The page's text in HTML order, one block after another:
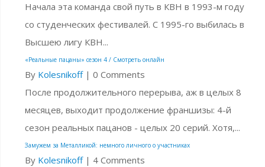
Начала эта команда свой путь в КВН в 1993-м году
со студенческих фестивалей. С 1995-го выбилась в
Высшею лигу КВН...
«Реальные пацаны» сезон 4 / Смотреть онлайн
By Kolesnikoff| 0 Comments
После продолжительного перерыва, аж в целых 8
месяцев, выходит продолжение франшизы: 4-й
сезон реальных пацанов - целых 20 серий. Хотя,...
Замужем за Металликой: немного личного о участниках
By Kolesnikoff| 4 Comments